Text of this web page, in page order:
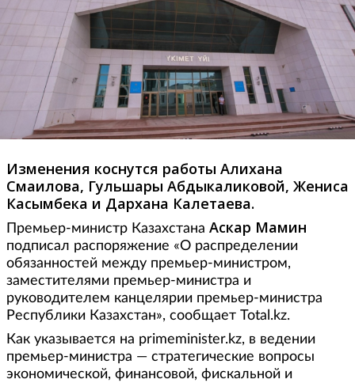
Изменения коснутся работы Алихана
Смаилова, Гульшары Абдыкаликовой, Жениса
Касымбека и Дархана Калетаева.
Премьер-министр Казахстана Аскар Мамин
подписал распоряжение «О распределении
обязанностей между премьер-министром,
заместителями премьер-министра и
руководителем канцелярии премьер-министра
Республики Казахстан», сообщает Total.kz.
Как указывается на primeminister.kz, в ведении
премьер-министра — стратегические вопросы
экономической, финансовой, фискальной и